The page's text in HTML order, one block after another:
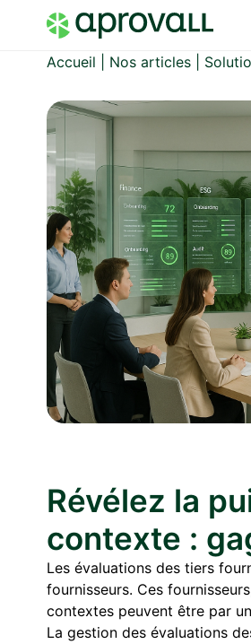
Accueil Nos articles
Révélez la
contexte :
Les évaluations des tiers
fournisseurs. Ces
contextes peuvent être par
La gestion des évaluations